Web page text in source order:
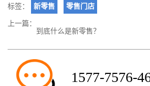
标签： 新零售 零售门店
上一篇： 到底什么是新零售？
1577-7576-